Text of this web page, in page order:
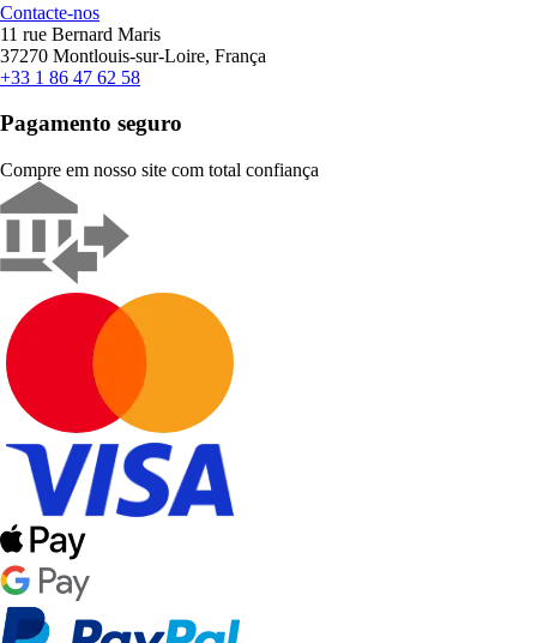
Contacte-nos
11 rue Bernard Maris
37270 Montlouis-sur-Loire, França
+33 1 86 47 62 58
Pagamento seguro
Compre em nosso site com total confiança